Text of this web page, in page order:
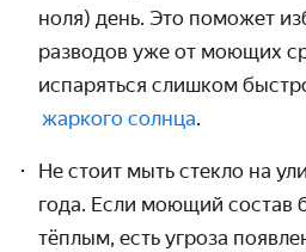
ноля) день. Это поможет
разводов уже от моющих
испаряться слишком
жаркого солнца.
Не стоит мыть стекло на
года. Если моющий состав
тёплым, есть угроза